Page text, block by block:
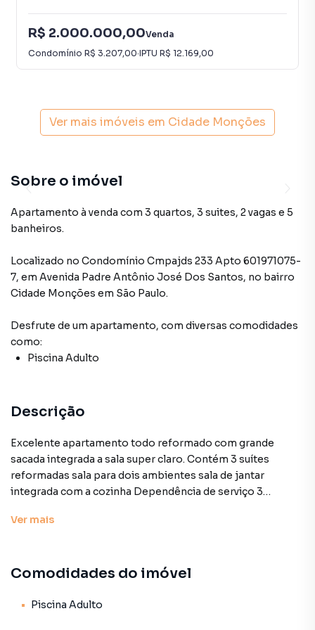
R$ 2.000.000,00Venda
Condomínio R$ 3.207,00·IPTU R$ 12.169,00
Ver mais imóveis em Cidade Monções
Sobre o imóvel
Apartamento à venda com 3 quartos, 3 suites, 2 vagas e 5
banheiros.
Localizado no Condomínio Cmpajds 233 Apto 601971075-
7, em Avenida Padre Antônio José Dos Santos, no bairro
Cidade Monções em São Paulo.
Desfrute de um apartamento, com diversas comodidades
como:
Piscina Adulto
Descrição
Excelente apartamento todo reformado com grande
sacada integrada a sala super claro. Contém 3 suítes
reformadas sala para dois ambientes sala de jantar
integrada com a cozinha Dependência de serviço 3
imóvel localizado numa das melhores ruas da região. Preço
• Piscina adulto
Ver mais
Comodidades do imóvel
Piscina Adulto